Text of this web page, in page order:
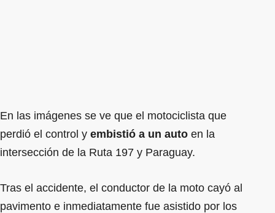
En las imágenes se ve que el motociclista que
perdió el control y embistió a un auto en la
intersección de la Ruta 197 y Paraguay.
Tras el accidente, el conductor de la moto cayó al
pavimento e inmediatamente fue asistido por los